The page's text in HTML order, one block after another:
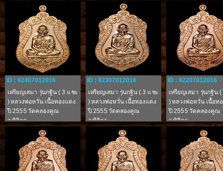
ID : 92407012016
เหรียญเสมา รุ่นกฐิน ( 3 แชะ
) หลวงพ่อหวั่น เนื้อทองแดง
ปี 2555 วัดคลองคูณ
จ.พิจิตร
ID : 92307012016
เหรียญเสมา รุ่นกฐิน ( 3 แชะ
) หลวงพ่อหวั่น เนื้อทองแดง
ปี 2555 วัดคลองคูณ
จ.พิจิตร
ID : 92207012016
เหรียญเสมา รุ่นกฐิน
) หลวงพ่อหวั่น เนื้อท
ปี 2555 วัดคลองคูณ
จ.พิจิตร